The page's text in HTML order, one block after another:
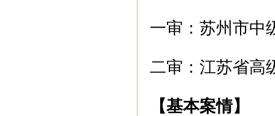
一审：苏州市中
二审：江苏省高
【基本案情】